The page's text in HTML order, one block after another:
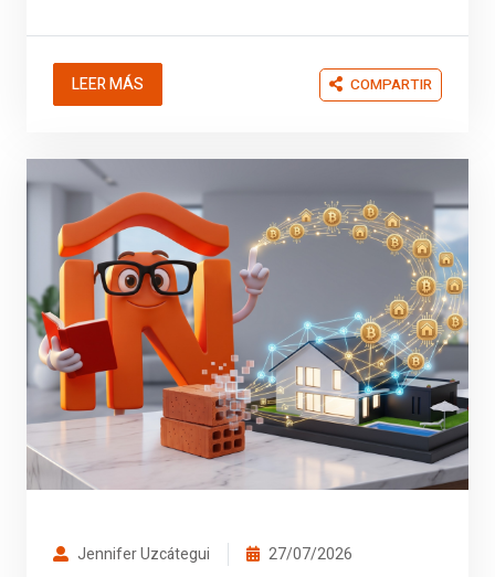
LEER MÁS COMPARTIR
Jennifer Uzcátegui 27/07/2026